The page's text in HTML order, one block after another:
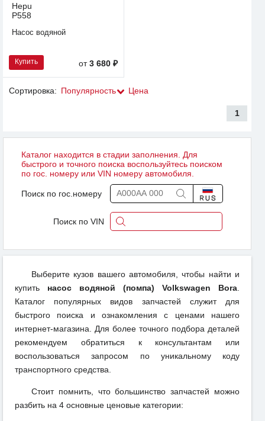
Hepu
P558
Насос водяной
Купить от3 680 ₽
Сортировка: Популярность Цена
1
Каталог находится в стадии заполнения. Для
быстрого и точного поиска воспользуйтесь поиском
по гос. номеру или VIN номеру автомобиля.
Поиск по гос.номеру
Поиск по VIN
Выберите кузов вашего автомобиля, чтобы найти и
купить насос водяной (помпа) Volkswagen Bora
Каталог популярных видов запчастей служит для
быстрого поиска и ознакомления с ценами нашего
интернет-магазина. Для более точного подбора деталей
рекомендуем обратиться к консультантам или
воспользоваться запросом по уникальному коду
транспортного средства.
Стоит помнить, что большинство запчастей можно
разбить на 4 основные ценовые категории: